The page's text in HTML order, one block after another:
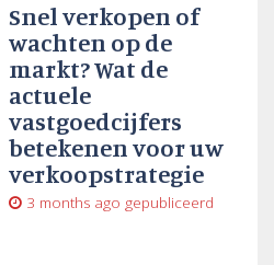
Snel verkopen of
wachten op de
markt? Wat de
actuele
vastgoedcijfers
betekenen voor uw
verkoopstrategie
3 months ago gepubliceerd